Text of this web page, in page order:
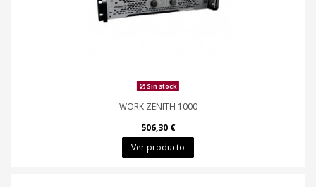
Sin stock
WORK ZENITH 1000
506,30 €
Ver producto